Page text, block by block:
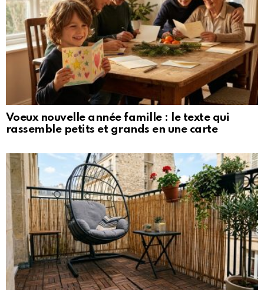
Voeux nouvelle année famille : le texte qui
rassemble petits et grands en une carte